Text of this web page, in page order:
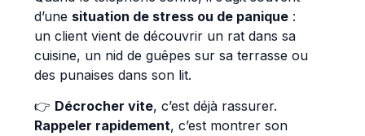
d’une situation de stress ou de panique :
un client vient de découvrir un rat dans sa
cuisine, un nid de guêpes sur sa terrasse ou
des punaises dans son lit.
👉 Décrocher vite, c’est déjà rassurer.
Rappeler rapidement, c’est montrer son